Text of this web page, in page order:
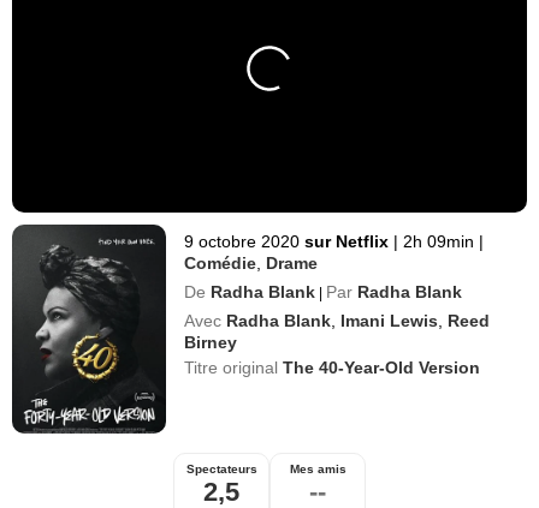
9 octobre 2020 sur Netflix | 2h 09min |
Comédie Drame
De Radha Blank | Par Radha Blank
Avec Radha Blank Imani Lewis
Reed
Birney
Titre originalThe 40-Year-Old Version
Spectateurs
2,5
Mes amis
--